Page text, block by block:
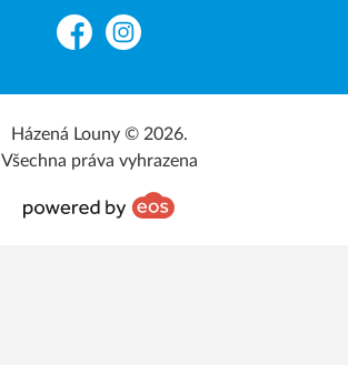
FacebookInstagram
Házená Louny © 2026.
Všechna práva vyhrazena